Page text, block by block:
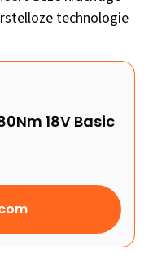
technologie
18V Basic